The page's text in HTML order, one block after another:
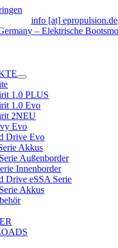
info [at] epropulsion.de
1.0 PLUS
1.0 Evo
2NEU
Evo
Drive Evo
Akkus
Außenborder
Innenborder
Drive eSSA Serie
Akkus